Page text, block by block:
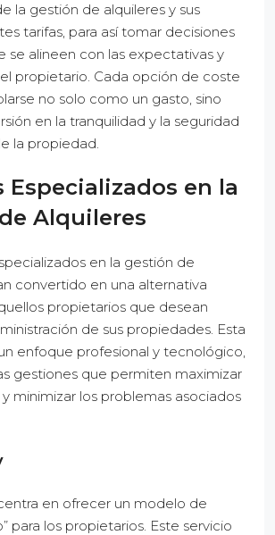
la gestión de alquileres y sus
tarifas, para así tomar decisiones
se alineen con las expectativas y
propietario. Cada opción de coste
no solo como un gasto, sino
en la tranquilidad y la seguridad
la propiedad.
Especializados en la
Alquileres
en la gestión de
convertido en una alternativa
propietarios que desean
de sus propiedades. Esta
enfoque profesional y tecnológico,
gestiones que permiten maximizar
minimizar los problemas asociados
en ofrecer un modelo de
para los propietarios. Este servicio